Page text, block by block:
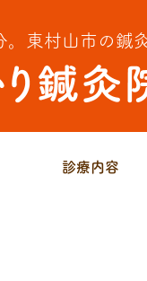
東村山市の鍼
診療内容